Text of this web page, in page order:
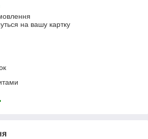
на вашу картку